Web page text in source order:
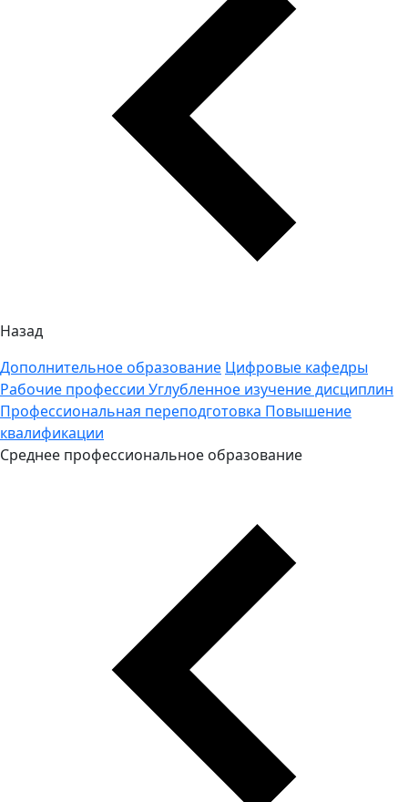
Назад
Дополнительное образование Цифровые кафедры
Рабочие профессии Углубленное изучение дисциплин
Профессиональная переподготовка Повышение
квалификации
Среднее профессиональное образование